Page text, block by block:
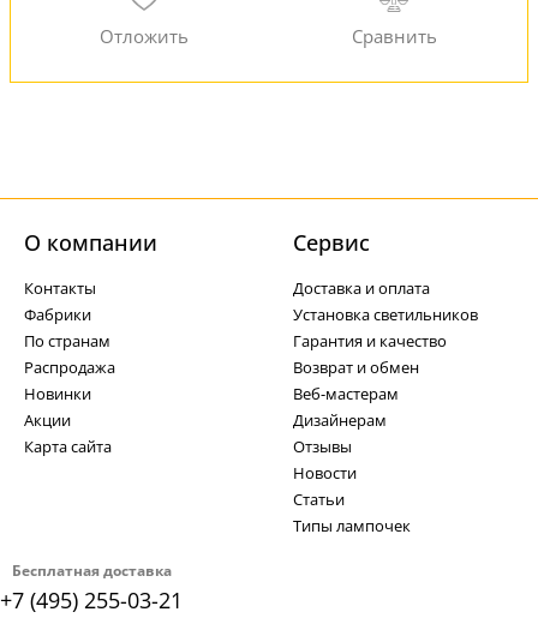
Бесплатная доставка
+7 (495) 255-03-21
О компании
Контакты
Фабрики
По странам
Распродажа
Новинки
Акции
Карта сайта
Cервис
Доставка и оплата
Установка светильников
Гарантия и качество
Возврат и обмен
Веб-мастерам
Дизайнерам
Отзывы
Новости
Статьи
Типы лампочек